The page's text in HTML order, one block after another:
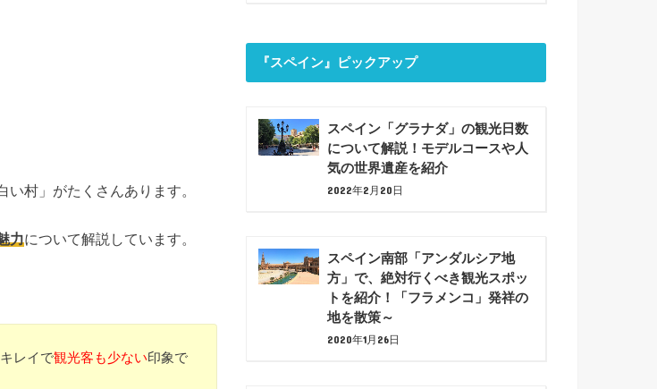
村」がたくさんあります。
力について解説しています。
レイで観光客も少ない印象で
『スペイン』ピックアップ
スペイン「グラナダ」の観光日数
について解説！モデルコースや人
気の世界遺産を紹介
2022年2月20日
スペイン南部「アンダルシア地
方」で、絶対行くべき観光スポッ
トを紹介！「フラメンコ」発祥の
地を散策～
2020年1月26日